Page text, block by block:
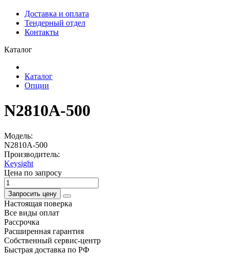
Доставка и оплата
Тендерный отдел
Контакты
Каталог
Каталог
Опции
N2810A-500
Модель:
N2810A-500
Производитель:
Keysight
Цена по запросу
Запросить цену
Настоящая поверка
Все виды оплат
Рассрочка
Расширенная гарантия
Собственный сервис-центр
Быстрая доставка по РФ